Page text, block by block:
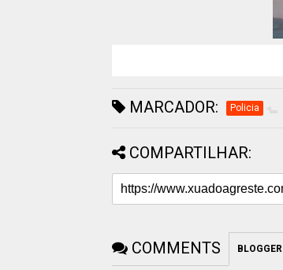
MARCADOR: Policia
COMPARTILHAR:
COMMENTS BLOGGER